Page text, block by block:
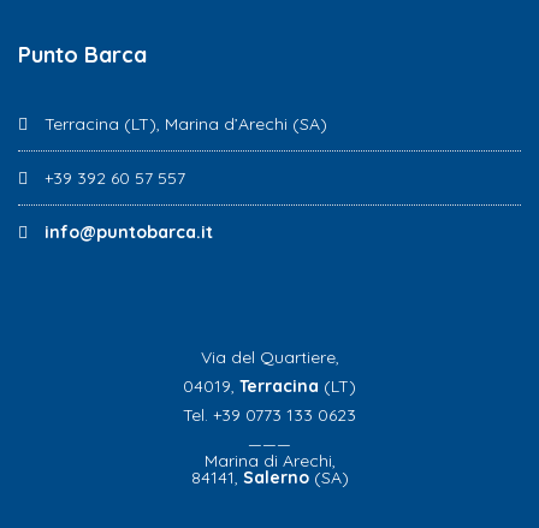
Punto Barca
Terracina (LT), Marina d’Arechi (SA)
+39 392 60 57 557
info@puntobarca.it
Via del Quartiere,
04019, Terracina (LT)
Tel. +39 0773 133 0623
———
Marina di Arechi,
84141, Salerno(SA)